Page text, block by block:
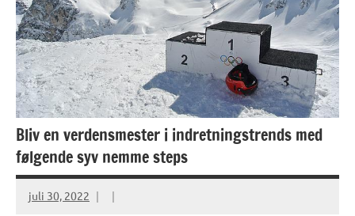
Bliv en verdensmester i indretningstrends med
følgende syv nemme steps
juli 30, 2022